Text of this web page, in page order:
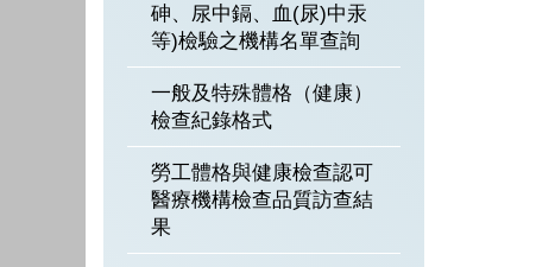
砷、尿中鎘、血(尿)中汞
等)檢驗之機構名單查詢
一般及特殊體格（健康）
檢查紀錄格式
勞工體格與健康檢查認可
醫療機構檢查品質訪查結
果